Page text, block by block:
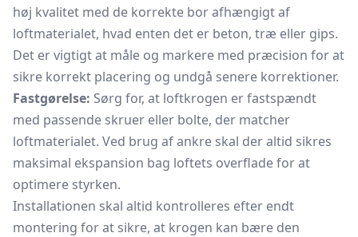
høj kvalitet med de korrekte bor afhængigt af
loftmaterialet, hvad enten det er beton, træ eller gips.
Det er vigtigt at måle og markere med præcision for at
sikre korrekt placering og undgå senere korrektioner.
Fastgørelse: Sørg for, at loftkrogen er fastspændt
med passende skruer eller bolte, der matcher
loftmaterialet. Ved brug af ankre skal der altid sikres
maksimal ekspansion bag loftets overflade for at
optimere styrken.
Installationen skal altid kontrolleres efter endt
montering for at sikre, at krogen kan bære den